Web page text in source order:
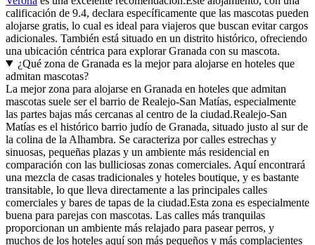
calificación de 9.4, declara específicamente que las mascotas pueden
alojarse gratis, lo cual es ideal para viajeros que buscan evitar cargos
adicionales. También está situado en un distrito histórico, ofreciendo
una ubicación céntrica para explorar Granada con su mascota.
¿Qué zona de Granada es la mejor para alojarse en hoteles que
admitan mascotas?
La mejor zona para alojarse en Granada en hoteles que admitan
mascotas suele ser el barrio de Realejo-San Matías, especialmente
las partes bajas más cercanas al centro de la ciudad.Realejo-San
Matías es el histórico barrio judío de Granada, situado justo al sur de
la colina de la Alhambra. Se caracteriza por calles estrechas y
sinuosas, pequeñas plazas y un ambiente más residencial en
comparación con las bulliciosas zonas comerciales. Aquí encontrará
una mezcla de casas tradicionales y hoteles boutique, y es bastante
transitable, lo que lleva directamente a las principales calles
comerciales y bares de tapas de la ciudad.Esta zona es especialmente
buena para parejas con mascotas. Las calles más tranquilas
proporcionan un ambiente más relajado para pasear perros, y
muchos de los hoteles aquí son más pequeños y más complacientes